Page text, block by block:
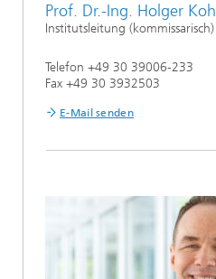
Prof. Dr.-Ing. Holger Kohl
Institutsleitung (kommissarisch)
Telefon +49 30 39006-233
Fax +49 30 3932503
E-Mail senden